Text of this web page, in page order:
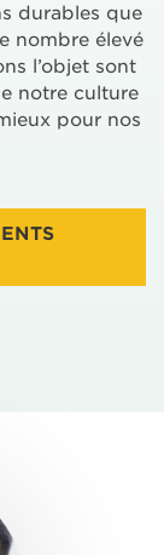
durables que
nombre élevé
l’objet sont
notre culture
pour nos